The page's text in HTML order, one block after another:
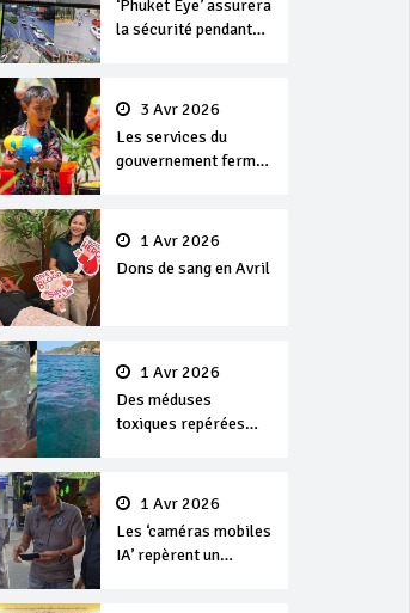
‘Phuket Eye’ assurera
la sécurité pendant
3 Avr 2026
Les services du
gouvernement fermés
Songkran
1 Avr 2026
Dons de sang en Avril
1 Avr 2026
Des méduses
toxiques repérées
1 Avr 2026
Les ‘caméras mobiles
IA’ repèrent un